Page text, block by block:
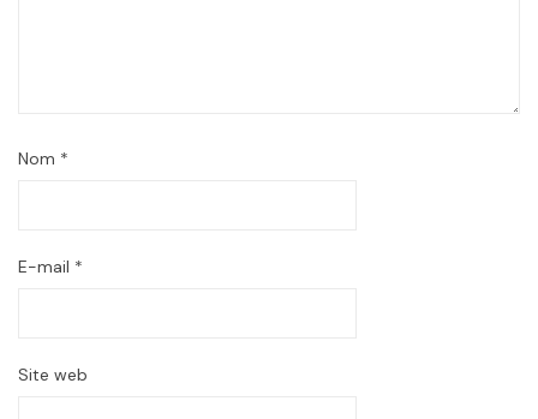
Nom *
E-mail *
Site web